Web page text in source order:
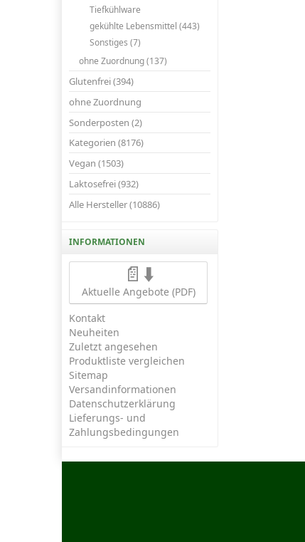
Tiefkühlware
gekühlte Lebensmittel (443)
Sonstiges (7)
ohne Zuordnung (137)
Glutenfrei (394)
ohne Zuordnung
Sonderposten (2)
Kategorien (8176)
Vegan (1503)
Laktosefrei (932)
Alle Hersteller (10886)
INFORMATIONEN
📄⬇️
Aktuelle Angebote (PDF)
Kontakt
Neuheiten
Zuletzt angesehen
Produktliste vergleichen
Sitemap
Versandinformationen
Datenschutzerklärung
Lieferungs- und
Zahlungsbedingungen